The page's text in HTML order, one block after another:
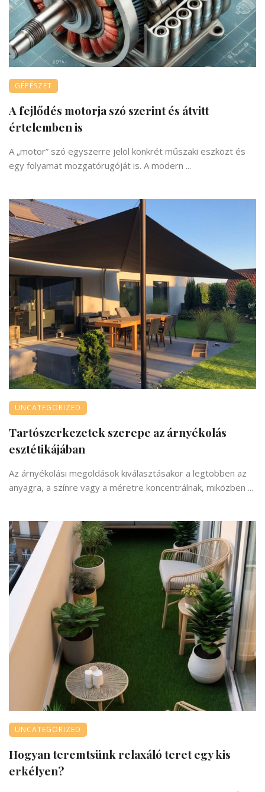
GÉPÉSZET
A fejlődés motorja szó szerint és átvitt
értelemben is
A „motor” szó egyszerre jelöl konkrét műszaki eszközt és
egy folyamat mozgatórugóját is. A modern ...
UNCATEGORIZED
Tartószerkezetek szerepe az árnyékolás
esztétikájában
Az árnyékolási megoldások kiválasztásakor a legtöbben az
anyagra, a színre vagy a méretre koncentrálnak, miközben ...
UNCATEGORIZED
Hogyan teremtsünk relaxáló teret egy kis
erkélyen?